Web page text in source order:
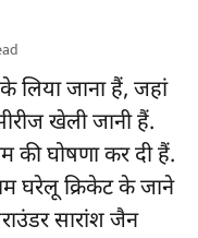
के लिया जाना हैं, जहां
खेली जानी हैं.
की घोषणाकर दी हैं.
घरेलू क्रिकेट के जाने
सारांश जैन